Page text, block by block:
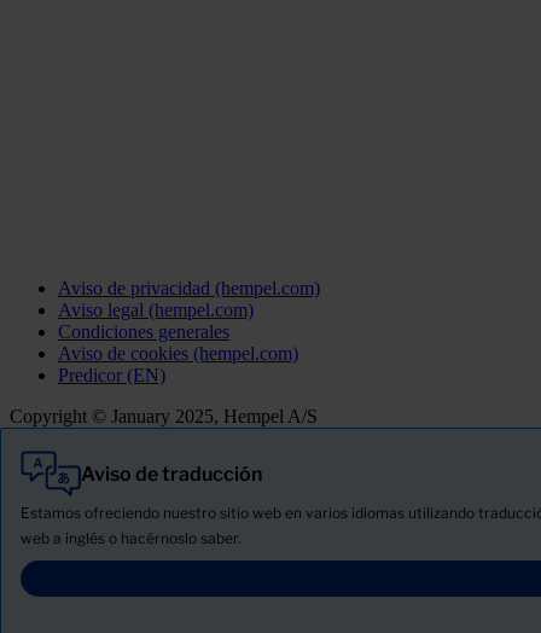
Aviso de privacidad (hempel.com)
Aviso legal (hempel.com)
Condiciones generales
Aviso de cookies (hempel.com)
Predicor (EN)
Copyright © January 2025, Hempel A/S
Aviso de traducción
Estamos ofreciendo nuestro sitio web en varios idiomas utilizando
web a inglés o hacérnoslo saber.
Todo
Productos
Descargue la ficha de seguridad del producto